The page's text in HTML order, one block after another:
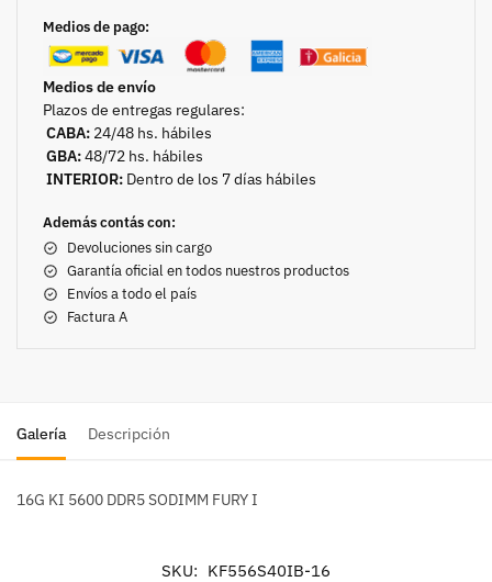
Medios de pago:
Medios de envío
Plazos de entregas regulares:
CABA: 24/48 hs. hábiles
GBA:48/72 hs. hábiles
INTERIOR:Dentro de los 7 días hábiles
Además contás con:
Devoluciones sin cargo
Garantía oficial en todos nuestros productos
Envíos a todo el país
Factura A
Galería Descripción
16G KI 5600 DDR5 SODIMM FURY I
SKU: KF556S40IB-16